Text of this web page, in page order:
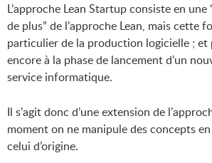
L’approche Lean Startup consiste en
de plus” de l’approche Lean, mais cette
particulier de la production logicielle ; et
encore à la phase de lancement d’un
service informatique.
Il s’agit donc d’une extension de
moment on ne manipule des concepts
celui d’origine.